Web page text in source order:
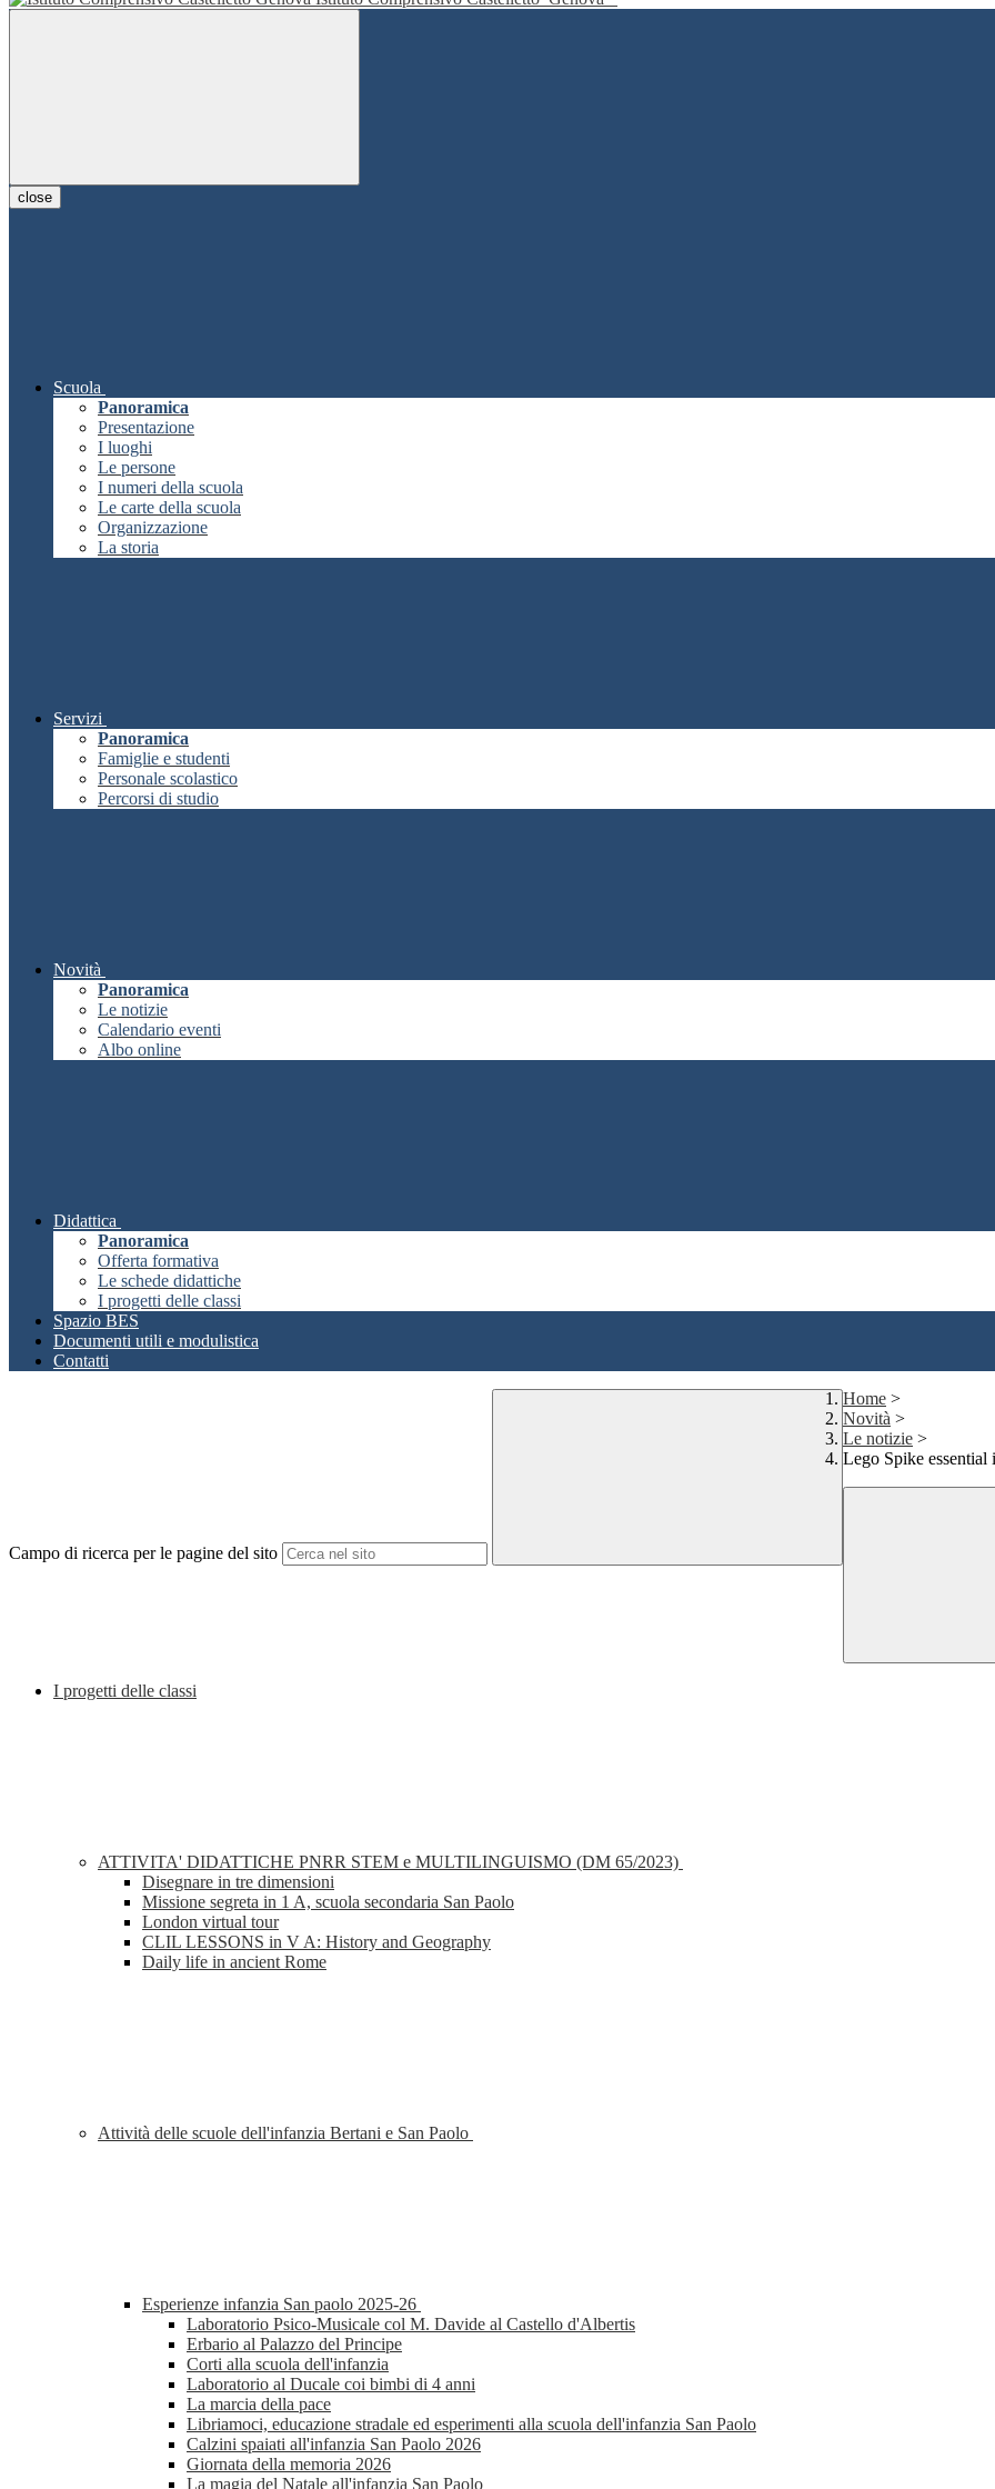
close
Scuola
Panoramica
Presentazione
I luoghi
Le persone
I numeri della scuola
Le carte della scuola
Organizzazione
La storia
Servizi
Panoramica
Famiglie e studenti
Personale scolastico
Percorsi di studio
Novità
Panoramica
Le notizie
Calendario eventi
Albo online
Didattica
Panoramica
Offerta formativa
Le schede didattiche
I progetti delle classi
Spazio BES
Documenti utili e modulistica
Contatti
Campo di ricerca per le pagine del sito
Home >
Novità >
Le notizie >
Lego Spike essential
I progetti delle classi
ATTIVITA' DIDATTICHE PNRR STEM e MULTILINGUISMO (DM 65/2023)
Disegnare in tre dimensioni
Missione segreta in 1 A, scuola secondaria San Paolo
London virtual tour
CLIL LESSONS in V A: History and Geography
Daily life in ancient Rome
Attività delle scuole dell'infanzia Bertani e San Paolo
Esperienze infanzia San paolo 2025-26
Laboratorio Psico-Musicale col M. Davide al Castello d'Albertis
Erbario al Palazzo del Principe
Corti alla scuola dell'infanzia
Laboratorio al Ducale coi bimbi di 4 anni
La marcia della pace
Libriamoci, educazione stradale ed esperimenti alla scuola dell'infanzia San Paolo
Calzini spaiati all'infanzia San Paolo 2026
Giornata della memoria 2026
La magia del Natale all'infanzia San Paolo